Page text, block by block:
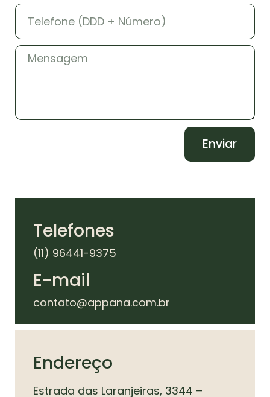
Enviar
Telefones
(11) 96441-9375
E-mail
contato@appana.com.br
Endereço
Estrada das Laranjeiras, 3344 –